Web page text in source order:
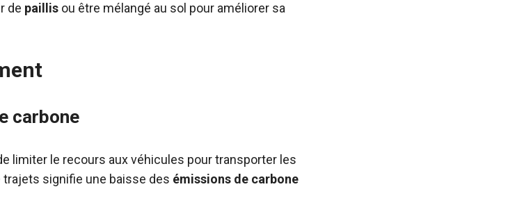
de paillis ou être mélangé au sol pour améliorer sa
carbone
limiter le recours aux véhicules pour transporter les
signifie une baisse des émissions de carbone